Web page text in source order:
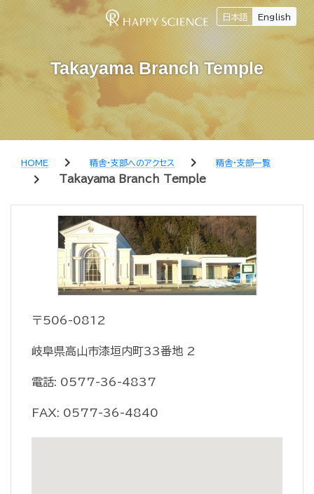
日本語 English
Takayama Branch Temple
HOME chevron_right 精舎・支部へのアクセス chevron_right 精舎・支部一覧
chevron_right Takayama Branch Temple
〒506-0812
岐阜県高山市漆垣内町33番地 2
電話: 0577-36-4837
FAX: 0577-36-4840